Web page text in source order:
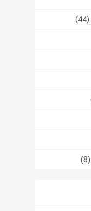
(44)
(8)